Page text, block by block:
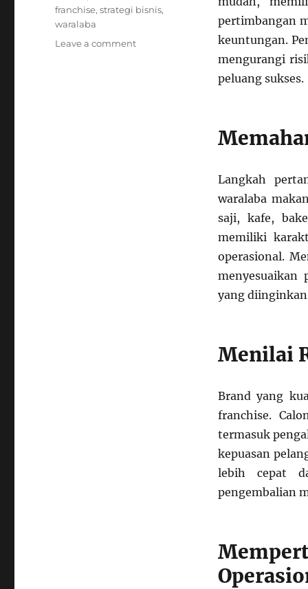
pertimbangan
keuntungan.
mengurangi
peluang sukses.
Langkah
waralaba
saji, kafe,
memiliki
operasional.
menyesuaikan
yang
Menilai
Brand yang
franchise.
termasuk
kepuasan
lebih cepat
pengembalian
franchise,strategi bisnis,
waralaba
Leave a commenton